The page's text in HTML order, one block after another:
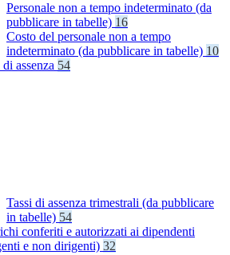
Personale non a tempo indeterminato (da
pubblicare in tabelle) 16
Costo del personale non a tempo
indeterminato (da pubblicare in tabelle) 10
di assenza 54
Tassi di assenza trimestrali (da pubblicare
in tabelle) 54
conferiti e autorizzati ai dipendenti
e non dirigenti) 32